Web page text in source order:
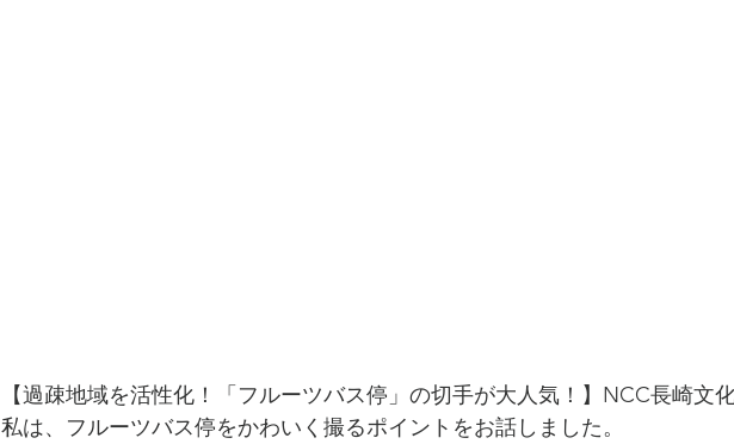
【過疎地域を活性化！「フルーツバス停」の切手が大人気！】NCC長崎文
私は、フルーツバス停をかわいく撮るポイントをお話しました。